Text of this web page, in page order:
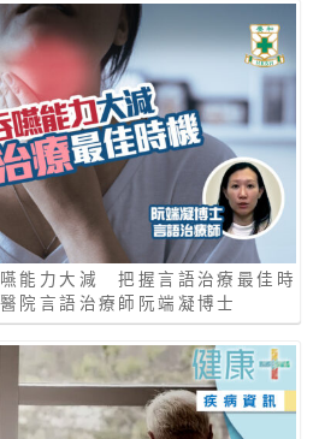
能力大減 把握言語治療最佳時
院言語治療師阮端凝博士